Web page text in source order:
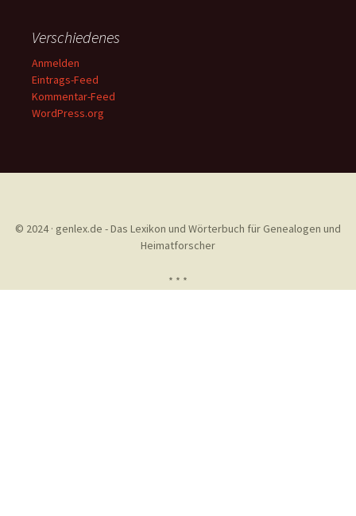
Verschiedenes
Anmelden
Eintrags-Feed
Kommentar-Feed
WordPress.org
© 2024 · genlex.de - Das Lexikon und Wörterbuch für Genealogen und
Heimatforscher
* * *